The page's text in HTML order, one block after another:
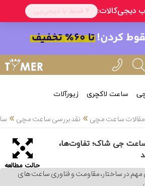
ساعت لاکچری زیورآلات
مقالات ساعت مچی» نقد بررسی ساعت مچی»
جی شاک؛ تفاوت‌ها،
حالت مطالعه
در ساختار، مقاومت و فناوری ساعت های